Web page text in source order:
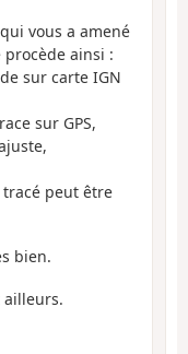
vous a amené
ainsi :
sur carte IGN
sur GPS,
tracé peut être
bien.
ailleurs.